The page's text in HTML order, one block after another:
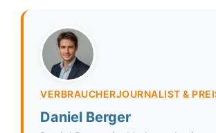
VERBRAUCHERJOURNALIST &
Daniel Berger